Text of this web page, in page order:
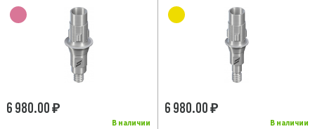
В наличии
6 980.00₽
В наличии
6 980.00₽